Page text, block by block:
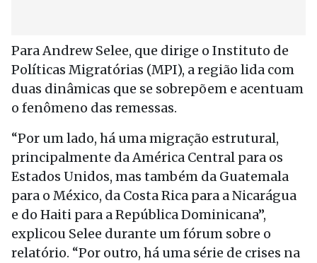
Para Andrew Selee, que dirige o Instituto de
Políticas Migratórias (MPI), a região lida com
duas dinâmicas que se sobrepõem e acentuam
o fenômeno das remessas.
“Por um lado, há uma migração estrutural,
principalmente da América Central para os
Estados Unidos, mas também da Guatemala
para o México, da Costa Rica para a Nicarágua
e do Haiti para a República Dominicana”,
explicou Selee durante um fórum sobre o
relatório. “Por outro, há uma série de crises na